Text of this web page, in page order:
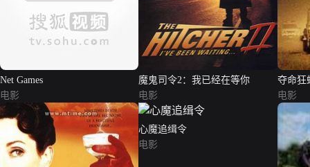
Net Games
电影
魔鬼司令2：我已经在等你
电影
夺命狂
电影
心魔追缉令
电影